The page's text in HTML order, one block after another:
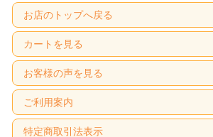
お店のトップへ戻る
カートを見る
お客様の声を見る
ご利用案内
特定商取引法表示